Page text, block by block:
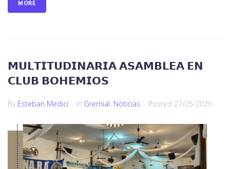
MORE
𝗠𝗨𝗟𝗧𝗜𝗧𝗨𝗗𝗜𝗡𝗔𝗥𝗜𝗔 𝗔𝗦𝗔𝗠𝗕𝗟𝗘𝗔 𝗘𝗡
𝗖𝗟𝗨𝗕 𝗕𝗢𝗛𝗘𝗠𝗜𝗢𝗦
By Esteban Medici In Gremial, Noticias Posted 27/05/2026